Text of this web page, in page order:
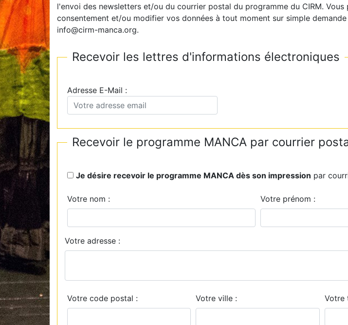
l'envoi des newsletters et/ou du courrier postal du programme du CIRM.
consentement et/ou modifier vos données à tout moment sur simple
info@cirm-manca.org.
Recevoir les lettres d'informations électroniques
Adresse E-Mail :
Recevoir le programme MANCA par courrier
Je désire recevoir le programme MANCA dès son impression par
Votre nom : Votre prénom :
Votre adresse :
Votre code postal : Votre ville : Votre